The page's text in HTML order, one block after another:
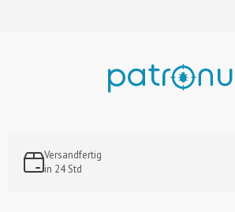
Versandfertig
in 24 Std